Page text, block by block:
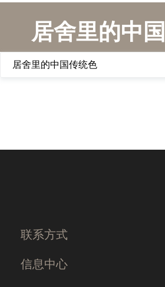
居舍里的中
居舍里的中国传统色
联系方式
信息中心